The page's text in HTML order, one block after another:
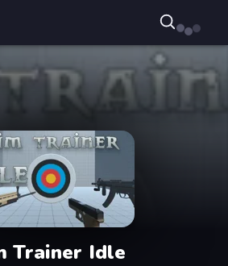
Trainer Idle